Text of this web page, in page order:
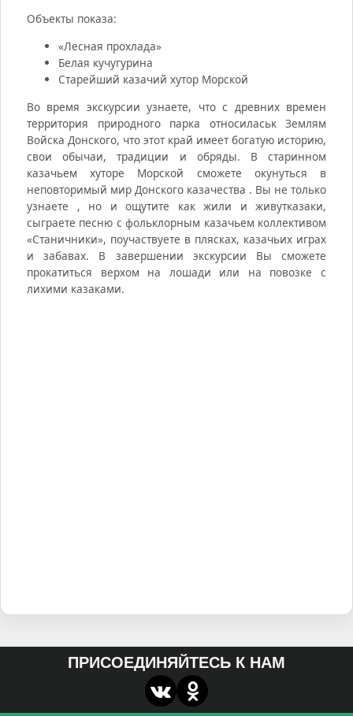
Объекты показа:
«Лесная прохлада»
Белая кучугурина
Старейший казачий хутор Морской
Во время экскурсии узнаете, что с древних времен
территория природного парка относиласьк Землям
Войска Донского, что этот край имеет богатую историю,
свои обычаи, традиции и обряды. В старинном
казачьем хуторе Морской сможете окунуться в
неповторимый мир Донского казачества . Вы не только
узнаете , но и ощутите как жили и живутказаки,
сыграете песню с фольклорным казачьем коллективом
«Станичники», поучаствуете в плясках, казачьих играх
и забавах. В завершении экскурсии Вы сможете
прокатиться верхом на лошади или на повозке с
лихими казаками.
ПРИСОЕДИНЯЙТЕСЬ К НАМ